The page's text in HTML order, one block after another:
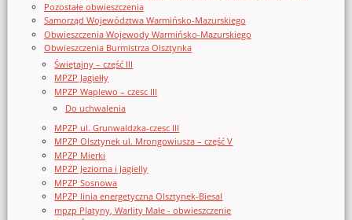
Pozostałe obwieszczenia
Samorząd Województwa Warmińsko-Mazurskiego
Obwieszczenia Wojewody Warmińsko-Mazurskiego
Obwieszczenia Burmistrza Olsztynka
Świętajny – część III
MPZP Jagiełły
MPZP Waplewo – czesc III
Do uchwalenia
MPZP ul. Grunwaldzka-czesc III
MPZP Olsztynek ul. Mrongowiusza – część V
MPZP Mierki
MPZP Jeziorna i Jagielly
MPZP Sosnowa
MPZP linia energetyczna Olsztynek-Biesal
mpzp Platyny, Warlity Małe - obwieszczenie